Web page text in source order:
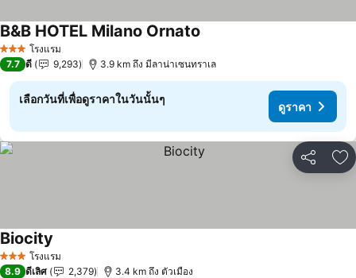
3 ดาว โรงแรม
B&B HOTEL Milano Ornato
7.7 ดี 9,293 3.9 km ถึง มีลาน่าเซนทราเล
เลือกวันที่เพื่อดูราคาในวันนั้นๆ
ดูราคา
แชร์ เ
3 ดาว โรงแรม
Biocity
8.9 ดีเลิศ 2,379 3.4 km ถึง ตัวเมือง